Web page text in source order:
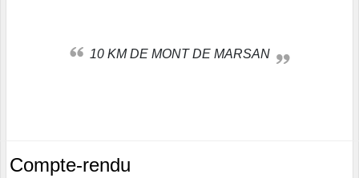
10 KM DE MONT DE MARSAN
Compte-rendu